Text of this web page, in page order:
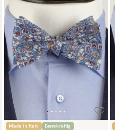
Made in Italy Bærekraftig